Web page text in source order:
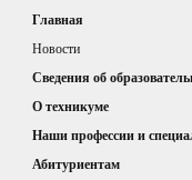
Главная
Новости
Сведения об
О техникуме
Наши профессии и
Абитуриентам